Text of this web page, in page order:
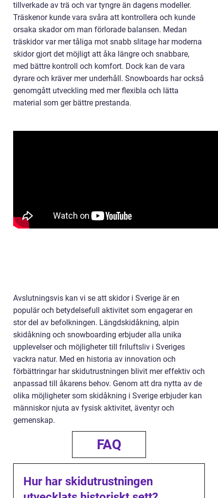
tillverkade av trä och var tyngre än dagens modeller.
Träskenor kunde vara svåra att kontrollera och kunde
orsaka skador om man förlorade balansen. Medan
träskidor var mer tåliga mot snabb slitage har moderna
skidor gjort det möjligt att åka längre och snabbare,
med bättre kontroll och komfort. Dock kan de vara
dyrare och kräver mer underhåll. Snowboards har också
genomgått utveckling med mer flexibla och lätta
material som ger bättre prestanda.
Avslutningsvis kan vi se att skidor i Sverige är en
populär och betydelsefull aktivitet som engagerar en
stor del av befolkningen. Längdskidåkning, alpin
skidåkning och snowboarding erbjuder alla unika
upplevelser och möjligheter till friluftsliv i Sveriges
vackra natur. Med en historia av innovation och
förbättringar har skidutrustningen blivit mer effektiv och
anpassad till åkarens behov. Genom att dra nytta av de
olika möjligheter som skidåkning i Sverige erbjuder kan
människor njuta av fysisk aktivitet, äventyr och
gemenskap.
FAQ
Hur har skidutrustningen